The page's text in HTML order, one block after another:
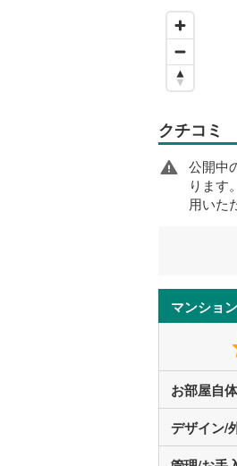
クチコミ
公開中
ります
用いた
マンショ
お部屋自
デザイン/